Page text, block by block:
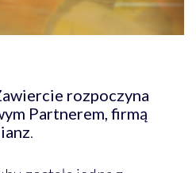
rozpoczyna
Partnerem, firmą
.